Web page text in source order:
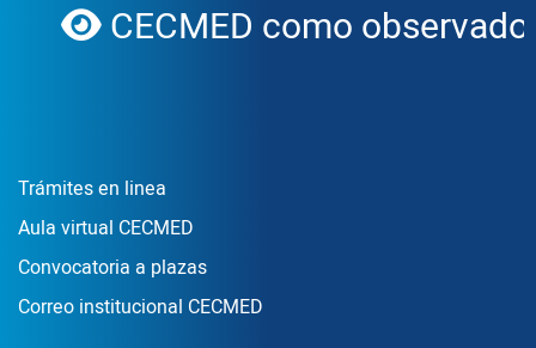
globe
CECMED como observador
Enlace Footer1
Trámites en linea
Aula virtual CECMED
Convocatoria a plazas
Correo institucional CECMED